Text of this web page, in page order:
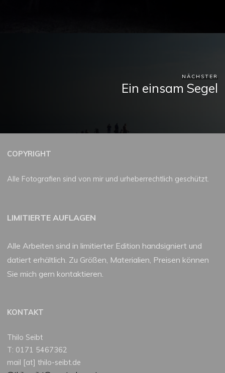
NÄCHSTER
Ein einsam Segel
COPYRIGHT
Alle Fotografien sind von mir und urheberrechtlich geschützt.
LIMITIERTE AUFLAGEN
Alle Arbeiten sind in limitierter Edition handsigniert und
datiert erhältlich. Zu Größen, Materialien, Preisen können
Sie mich gern kontaktieren.
KONTAKT
Thilo Seibt
T: 0171 5467362
mail [at] thilo-seibt.de